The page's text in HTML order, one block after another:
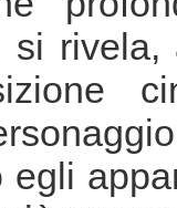
si rivela,
egli